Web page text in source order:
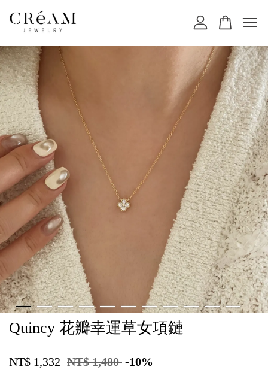
Quincy 花瓣幸運草女項鏈
NT$ 1,332 NT$ 1,480 -10%
您的購物車目前還是空的。